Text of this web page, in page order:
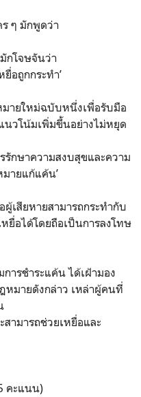
ๆ มักพูดว่า
กโจษจันว่า
อถูกกระทำ’
ายใหม่ฉบับหนึ่งเพื่อรับมือ
วโน้มเพิ่มขึ้นอย่างไม่หยุด
กษาความสงบสุขและความ
มายแก้แค้น’
เสียหายสามารถกระทำกับ
ยื่อได้โดยถือเป็นการลงโทษ
ารชำระแค้น ได้เฝ้ามอง
หมายดังกล่าว เหล่าผู้คนที่
ามารถช่วยเหยื่อและ
5 คะแนน)